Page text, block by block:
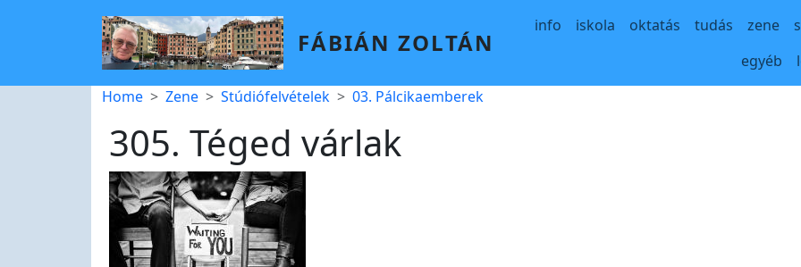
FÁBIÁN ZOLTÁN
Main navigation
info iskola oktatás tudás zene
egyéb
Breadcrumb
Home Zene Stúdiófelvételek 03. Pálcikaemberek
305. Téged várlak